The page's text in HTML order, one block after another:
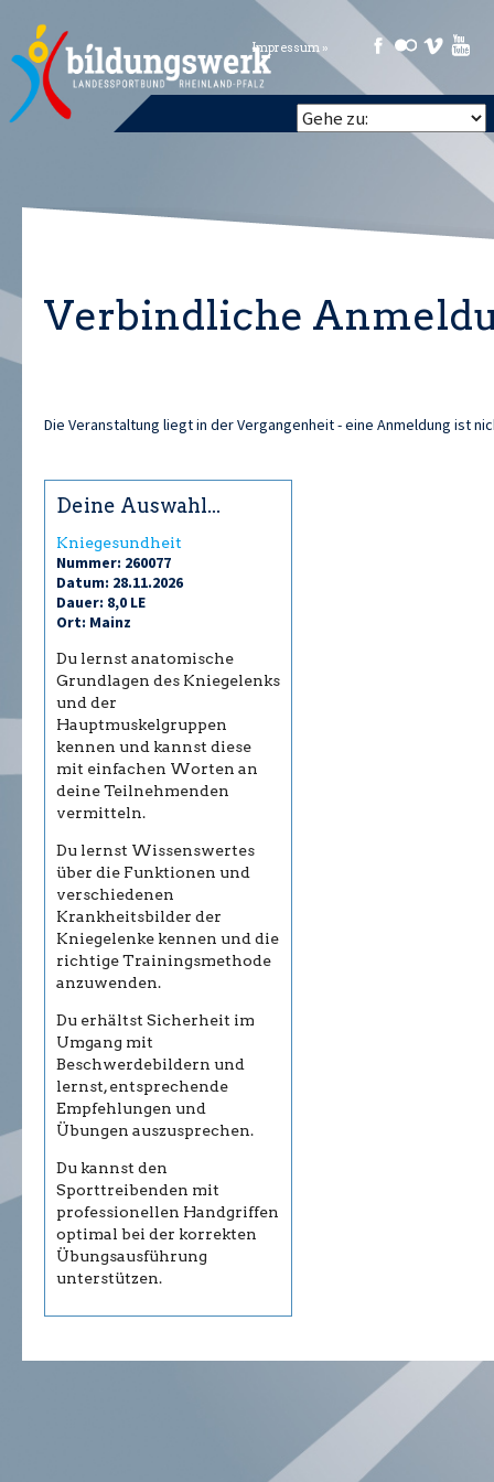
Impressum »
Verbindliche
Die Veranstaltung liegt in der Vergangenheit - eine Anmeldung ist
Deine Auswahl...
Kniegesundheit
Nummer: 260077
Datum: 28.11.2026
Dauer: 8,0 LE
Ort: Mainz
Du lernst anatomische
Grundlagen des Kniegelenks
und der
Hauptmuskelgruppen
kennen und kannst diese
mit einfachen Worten an
deine Teilnehmenden
vermitteln.
Du lernst Wissenswertes
über die Funktionen und
verschiedenen
Krankheitsbilder der
Kniegelenke kennen und die
richtige Trainingsmethode
anzuwenden.
Du erhältst Sicherheit im
Umgang mit
Beschwerdebildern und
lernst, entsprechende
Empfehlungen und
Übungen auszusprechen.
Du kannst den
Sporttreibenden mit
professionellen Handgriffen
optimal bei der korrekten
Übungsausführung
unterstützen.